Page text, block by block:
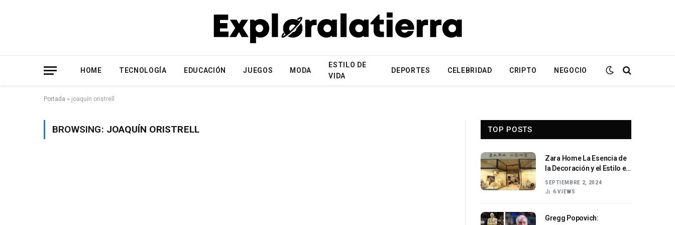
HOME TECNOLOGÍA EDUCACIÓN JUEGOS MODA
ESTILO DE
VIDA
DEPORTES CELEBRIDAD CRIPTO NEGOCIO
Portada » joaquín oristrell
BROWSING: JOAQUÍN ORISTRELL TOP POSTS
Zara Home La Esencia de
la Decoración y el Estilo en
SEPTIEMBRE 2, 2024
6VIEWS
Gregg Popovich: